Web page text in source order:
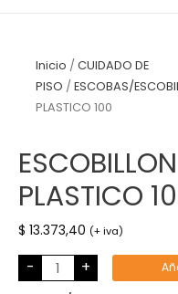
Inicio /CUIDADO DE
PISO /ESCOBAS/
PLASTICO 100
PLASTICO
$ 13.373,40 (+ iva)
- ESCOBILLON
ANDEN
PLASTICO
+